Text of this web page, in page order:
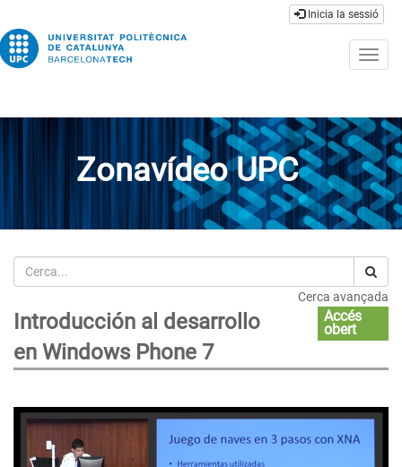
Inicia la sessió
Zonavídeo UPC
Cerca
Cerca avançada
Introducción al desarrollo
en Windows Phone 7
Accés
obert